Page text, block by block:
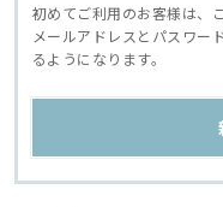
初めてご利用のお客様は、
メールアドレスとパスワー
るようになります。